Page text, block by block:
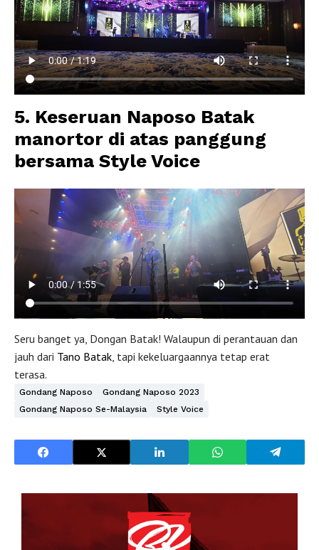
5. Keseruan Naposo Batak
manortor di atas panggung
bersama Style Voice
Seru banget ya, Dongan Batak! Walaupun di perantauan dan
jauh dari Tano Batak, tapi kekeluargaannya tetap erat
terasa.
Gondang Naposo
Gondang Naposo 2023
Gondang Naposo Se-Malaysia
Style Voice